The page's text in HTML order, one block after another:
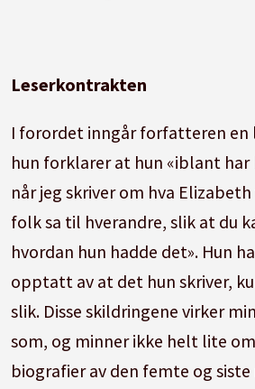
Leserkontrakten
I forordet inngår forfatteren
hun forklarer at hun «iblant
når jeg skriver om hva
folk sa til hverandre, slik at du
hvordan hun hadde det». Hun
opptatt av at det hun skriver,
slik. Disse skildringene virker
som, og minner ikke helt lite
biografier av den femte og